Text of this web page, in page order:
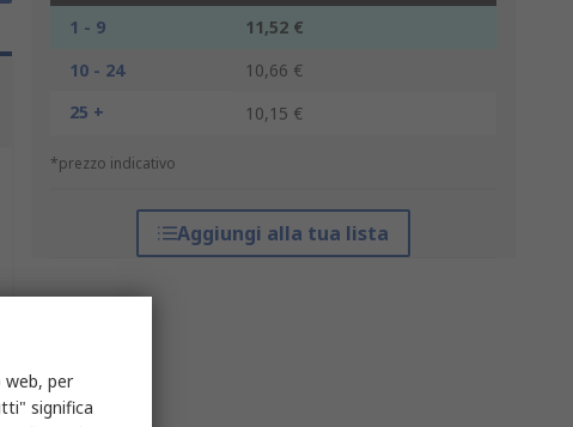
1 - 9
11,52 €
10 - 24
10,66 €
25 +
10,15 €
*prezzo indicativo
Aggiungi alla tua lista
per
significa